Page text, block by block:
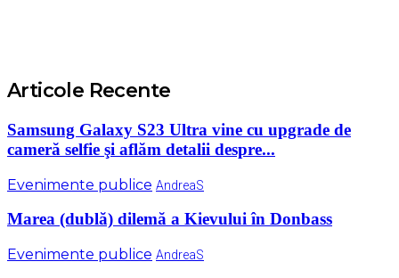
Articole Recente
Samsung Galaxy S23 Ultra vine cu upgrade de
cameră selfie şi aflăm detalii despre...
Evenimente publice AndreaS
Marea (dublă) dilemă a Kievului în Donbass
Evenimente publice AndreaS